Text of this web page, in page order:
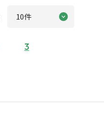
3